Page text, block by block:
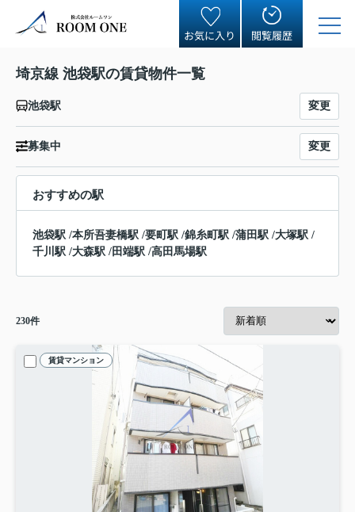
お気に入り 閲覧履歴
埼京線 池袋駅の賃貸物件一覧
池袋駅 変更
募集中 変更
おすすめの駅
池袋駅 /本所吾妻橋駅 /要町駅 /錦糸町駅 /蒲田駅 /大塚駅 /
千川駅 /大森駅 /田端駅 /高田馬場駅
230件
賃貸マンション